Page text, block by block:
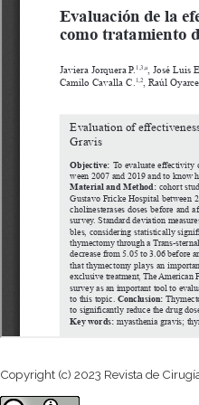
Copyright (c) 2023 Revista de